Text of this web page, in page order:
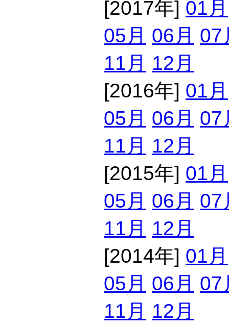
[2017年] 01月
05月 06月 07
11月 12月
[2016年] 01月
05月 06月 07
11月 12月
[2015年] 01月
05月 06月 07
11月 12月
[2014年] 01月
05月 06月 07
11月 12月